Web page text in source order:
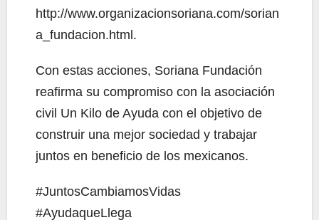
http://www.organizacionsoriana.com/sorian
a_fundacion.html.
Con estas acciones, Soriana Fundación
reafirma su compromiso con la asociación
civil Un Kilo de Ayuda con el objetivo de
construir una mejor sociedad y trabajar
juntos en beneficio de los mexicanos.
#JuntosCambiamosVidas
#AyudaqueLlega